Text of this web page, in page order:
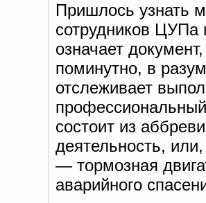
Пришлось узнать
сотрудников
означает
поминутно, в
отслеживает
состоит из
деятельность,
— тормозная
аварийного